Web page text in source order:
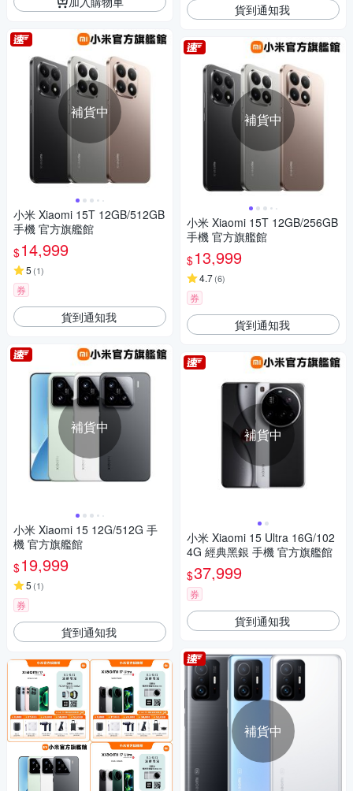
補貨中
小米 Xiaomi 15T 12GB/512GB
手機 官方旗艦館
$14,999
5 (1)
券
貨到通知我
補貨中
小米 Xiaomi 15 12G/512G 手
機 官方旗艦館
$19,999
5 (1)
券
貨到通知我
貨到通知我
補貨中
小米 Xiaomi 15T 12GB/256GB
手機 官方旗艦館
$13,999
4.7(6)
券
貨到通知我
補貨中
小米 Xiaomi 15 Ultra 16G/102
4G 經典黑銀 手機 官方旗艦館
$37,999
券
貨到通知我
補貨中